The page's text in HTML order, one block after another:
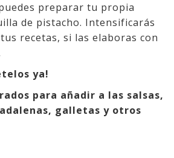
preparar tu propia
de pistacho. Intensificarás
recetas, si las elaboras con
ya!
para añadir a las salsas,
galletas y otros